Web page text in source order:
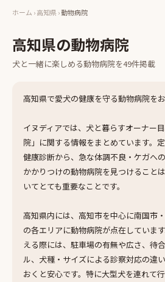
ホーム ›高知県›動物病院
高知県の動物病院
犬と一緒に楽しめる動物病院を49件掲載
高知県で愛犬の健康を守る動物病院を
イヌディアでは、犬と暮らすオーナー
院」に関する情報をまとめています。
健康診断から、急な体調不良・ケガへ
かかりつけの動物病院を見つけること
いてとても重要なことです。
高知県内には、高知市を中心に南国市
の各エリアに動物病院が点在していま
える際には、駐車場の有無や広さ、待
ル、犬種・サイズによる診察対応の違
おくと安心です。特に大型犬を連れて